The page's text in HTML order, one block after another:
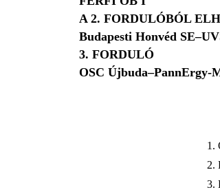
A 2. FORDULÓBÓL
Budapesti Honvéd
3. FORDULÓ
OSC Újbuda–PannErgy-
1.
2.
3.